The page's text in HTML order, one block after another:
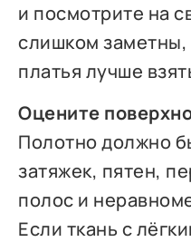
и посмотрите на
слишком
платья лучше
Оцените
Полотно должно
затяжек, пятен,
полос и
Если ткань с